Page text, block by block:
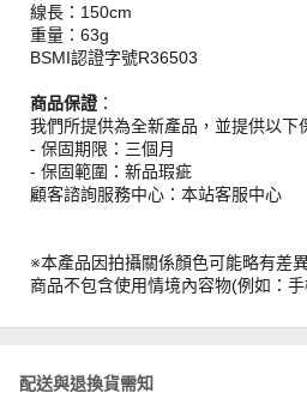
線長：150cm
重量：63g
BSMI認證字號R36503
商品保證 ：
我們所提供為全新產品，並提供以下
- 保固期限：三個月
- 保固範圍：新品瑕疵
顧客諮詢服務中心：本站客服中心
※本產品因拍攝關係顏色可能略有差
商品不包含使用情境內容物(例如：手
配送與退換貨需知